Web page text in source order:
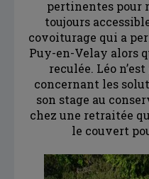
pertinentes pour
toujours
covoiturage qui a
Puy-en-Velay alors
reculée. Léo n’est
concernant les
son stage au
chez une retraitée
le couvert